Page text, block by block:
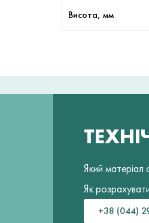
Висота, мм
Який матеріал
Як розрахувати
+38 (044)